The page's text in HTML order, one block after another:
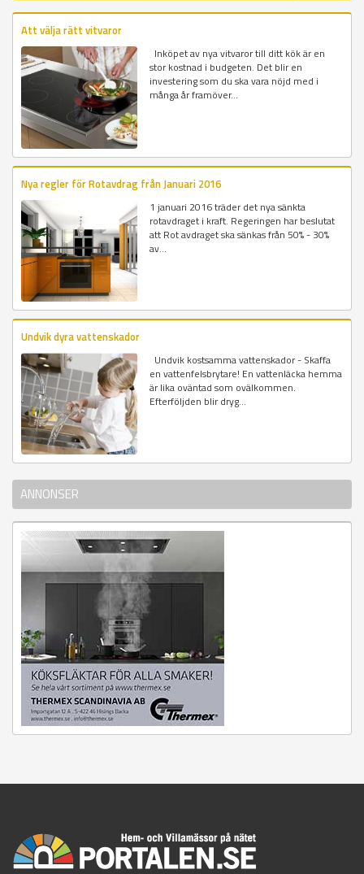
Att välja rätt vitvaror
Inköpet av nya vitvaror till ditt kök är en
stor kostnad i budgeten. Det blir en
investering som du ska vara nöjd med i
många år framöver...
Nya regler för Rotavdrag från Januari 2016
1 januari 2016 träder det nya sänkta
rotavdraget i kraft. Regeringen har beslutat
att Rot avdraget ska sänkas från 50% - 30%
av...
Undvik dyra vattenskador
Undvik kostsamma vattenskador - Skaffa
en vattenfelsbrytare! En vattenläcka hemma
är lika oväntad som ovälkommen.
Efterföljden blir dryg...
ANNONSER